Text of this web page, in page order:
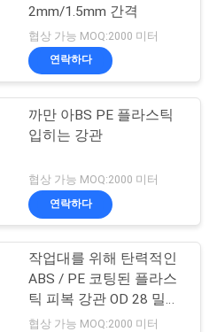
히는 강
2mm/1.5mm 간격
협상 가능 MOQ:2000 미터
연락하다
까만 아BS PE 플라스틱
입히는 강관
협상 가능 MOQ:2000 미터
연락하다
작업대를 위해 탄력적인
ABS / PE 코팅된 플라스
틱 피복 강관 OD 28 밀리
미터
협상 가능 MOQ:2000 미터